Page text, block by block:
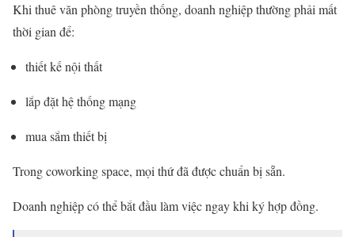
Khi thuê văn phòng truyền thống, doanh nghiệp thường phải mất
thời gian để:
thiết kế nội thất
lắp đặt hệ thống mạng
mua sắm thiết bị
Trong coworking space, mọi thứ đã được chuẩn bị sẵn.
Doanh nghiệp có thể bắt đầu làm việc ngay khi ký hợp đồng.